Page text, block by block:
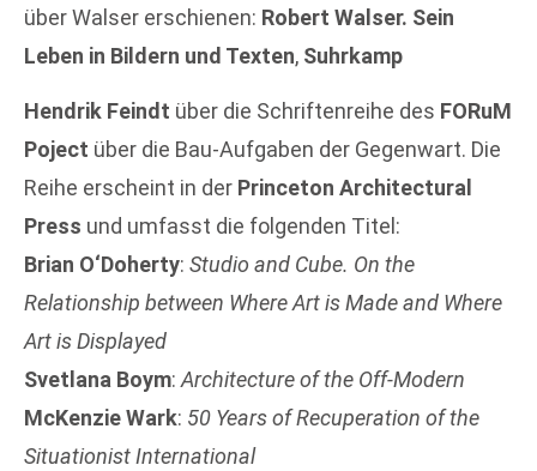
über Walser erschienen: Robert Walser. Sein
Leben in Bildern und Texten, Suhrkamp
Hendrik Feindt über die Schriftenreihe des FORuM
Poject über die Bau-Aufgaben der Gegenwart. Die
Reihe erscheint in der Princeton Architectural
Press und umfasst die folgenden Titel:
Brian O‘Doherty: Studio and Cube. On the
Relationship between Where Art is Made and Where
Art is Displayed
Svetlana Boym:Architecture of the Off-Modern
McKenzie Wark: 50 Years of Recuperation of the
Situationist International